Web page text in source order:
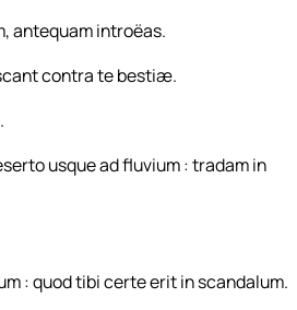
antequam introëas.
contra te bestiæ.
usque ad fluvium : tradam in
: quod tibi certe erit in scandalum.